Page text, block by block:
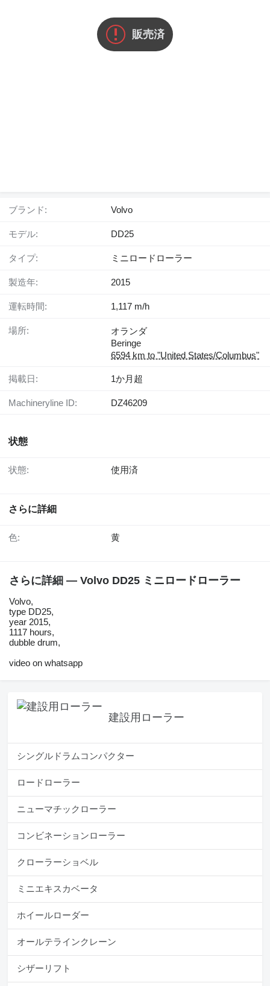
販売済
ブランド: Volvo
モデル: DD25
タイプ: ミニロードローラー
製造年: 2015
運転時間: 1,117 m/h
場所:
オランダ
Beringe
6594 km to "United States/Columbus"
掲載日: 1か月超
Machineryline ID: DZ46209
状態
状態: 使用済
さらに詳細
色: 黄
さらに詳細 — Volvo DD25 ミニロードローラー
Volvo,
type DD25,
year 2015,
1117 hours,
dubble drum,
video on whatsapp
建設用ローラー
シングルドラムコンパクター
ロードローラー
ニューマチックローラー
コンビネーションローラー
クローラーショベル
ミニエキスカベータ
ホイールローダー
オールテラインクレーン
シザーリフト